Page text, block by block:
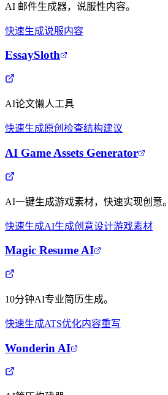
AI 邮件生成器，说服性内容。
快速生成说服内容
EssaySloth
AI论文懒人工具
快速生成原创检查结构建议
AI Game Assets Generator
AI一键生成游戏素材，快速实现创意。
快速生成AI生成创意设计游戏素材
Magic Resume AI
10分钟AI专业简历生成。
快速生成ATS优化内容重写
Wonderin AI